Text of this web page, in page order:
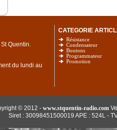
Quentin.
du lundi au
CATEGORIE
Résistance
Condensateur
Boutons
Programmateur
Promotion
© 2012 - www.stquentin-radio.com
Siret : 30098451500019 APE : 524L -